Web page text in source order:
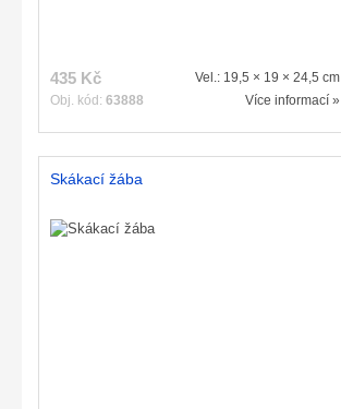
435 Kč
Obj. kód: 63888
Vel.: 19,5 × 19 × 24,5 cm
Více informací »
Skákací žába